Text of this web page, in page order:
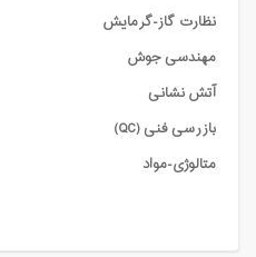
نظارت گاز-گرمایش
مهندسی جوش
آتش نشانی
بازرسی فنی (QC)
متالوژی-مواد